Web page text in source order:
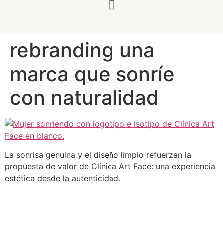
rebranding una
marca que sonríe
con naturalidad
La sonrisa genuina y el diseño limpio refuerzan la
propuesta de valor de Clínica Art Face: una experiencia
estética desde la autenticidad.